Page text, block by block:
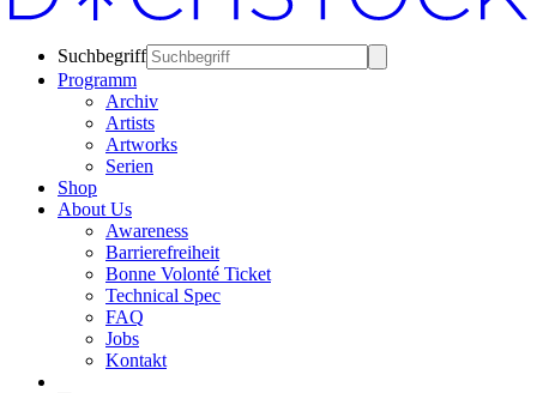
Suchbegriff
Programm
Archiv
Artists
Artworks
Serien
Shop
About Us
Awareness
Barrierefreiheit
Bonne Volonté Ticket
Technical Spec
FAQ
Jobs
Kontakt